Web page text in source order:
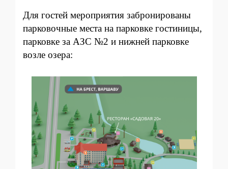
Для гостей мероприятия забронированы
парковочные места на парковке гостиницы,
парковке за АЗС №2 и нижней парковке
возле озера: